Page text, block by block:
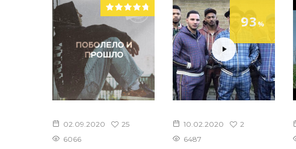
02.09.2020
25
6066
93 %
10.02.2020
2
6487